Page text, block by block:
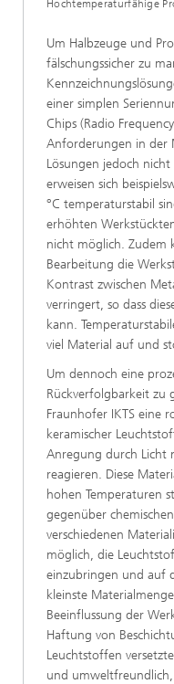
Hochtemperaturfähige
Um Halbzeuge und
fälschungssicher zu
einer simplen
Chips (Radio
Anforderungen in der
Lösungen jedoch
erweisen sich
°C temperaturstabil
erhöhten
nicht möglich. Zudem
Bearbeitung die
Kontrast zwischen
verringert, so dass
kann.
viel Material auf und
Um dennoch eine
Rückverfolgbarkeit zu
Fraunhofer IKTS eine
keramischer
Anregung durch Licht
reagieren. Diese
hohen Temperaturen
gegenüber
verschiedenen
möglich, die
einzubringen und auf
kleinste
Beeinflussung der
Haftung von
Leuchtstoffen
und umweltfreundlich,